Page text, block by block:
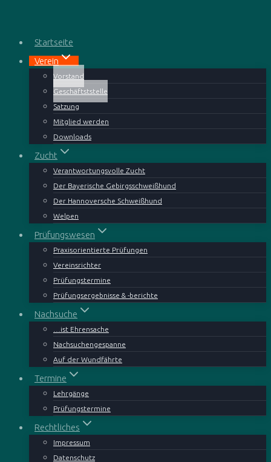
springenStartseite
Verein
Vorstand
Geschäftststelle
Satzung
Mitglied werden
Downloads
Zucht
Verantwortungsvolle Zucht
Der Bayerische Gebirgsschweißhund
Der Hannoversche Schweißhund
Welpen
Prüfungswesen
Praxisorientierte Prüfungen
Vereinsrichter
Prüfungstermine
Prüfungsergebnisse & -berichte
Nachsuche
…ist Ehrensache
Nachsuchengespanne
Auf der Wundfährte
Termine
Lehrgänge
Prüfungstermine
Rechtliches
Impressum
Datenschutz